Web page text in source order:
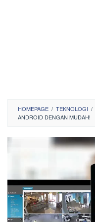
HOMEPAGE / TEKNOLOGI /
ANDROID DENGAN MUDAH!